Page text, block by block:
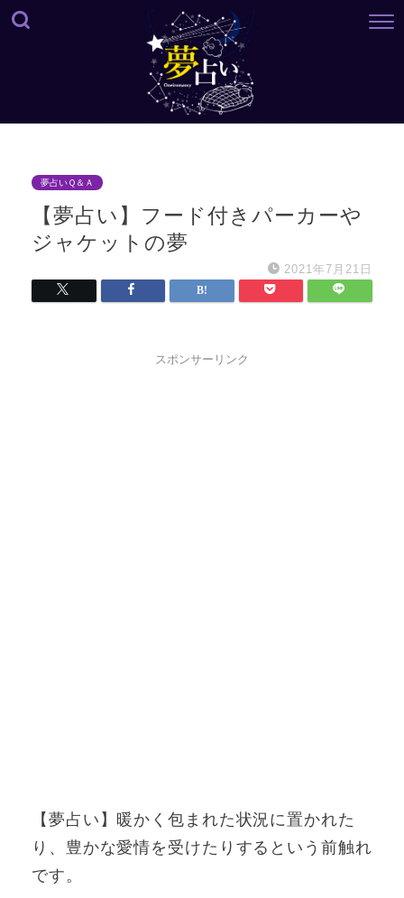
夢占いＱ＆Ａ
【夢占い】フード付きパーカーや
ジャケットの夢
2021年7月21日
スポンサーリンク
【夢占い】暖かく包まれた状況に置かれた
り、豊かな愛情を受けたりするという前触れ
です。